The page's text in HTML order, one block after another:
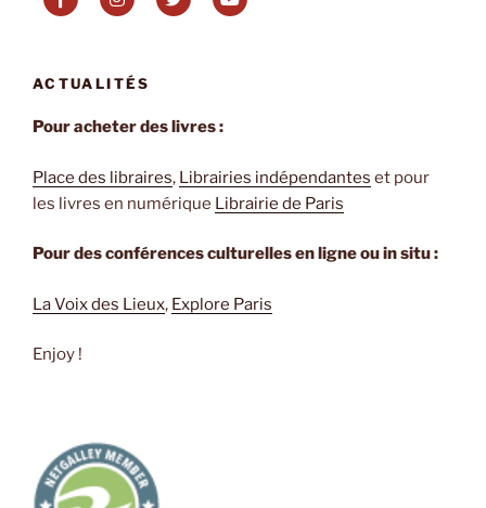
Buisson »
ACTUALITÉS
Pour acheter des livres :
Place des libraires, Librairies indépendantes et pour
les livres en numérique Librairie de Paris
Pour des conférences culturelles en ligne ou in situ :
La Voix des Lieux, Explore Paris
Enjoy !